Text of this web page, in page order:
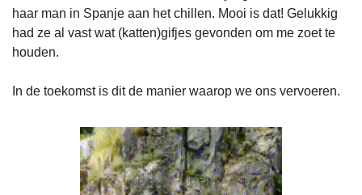
haar man in Spanje aan het chillen. Mooi is dat! Gelukkig
had ze al vast wat (katten)gifjes gevonden om me zoet te
houden.
In de toekomst is dit de manier waarop we ons vervoeren.